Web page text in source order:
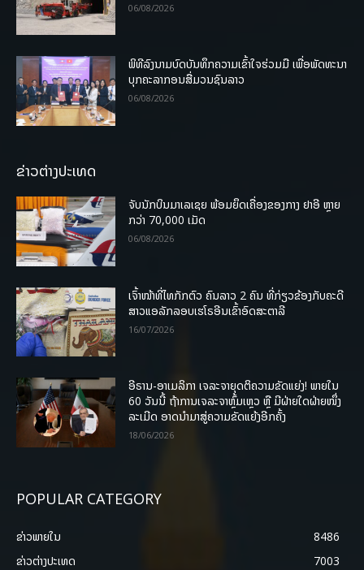
06/08/2026
ພິທີລົງນາມບົດບັນທຶກຄວາມເຂົ້າໃຈຮ່ວມມື ເພື່ອພັດທະນາ
ບຸກຄະລາກອນສື່ມວນຊົນລາວ
06/08/2026
ຂ່າວຕ່າງປະເທດ
ຈັບນັກບິນມາເລເຊຍ ພ້ອມຍຶດເຄື່ອງຂອງກາງ ຢາອີ ຫຼາຍ
ກວ່າ 70,000 ເມັດ
06/08/2026
ເຈົ້າໜ້າທີ່ໄທກັກຕົວ ຄົນລາວ 2 ຄົນ ທີ່ກ່ຽວຂ້ອງກັບຄະດີ
ສາວແອລັກລອບເຮໂຣອີນເຂົ້າອົດສະຕາລີ
16/07/2026
ອີຣານ-ອາເມລິກາ ເຈລະຈາຍຸດຕິຄວາມຂັດແຍ່ງ! ພາຍໃນ
60 ວັນນີ້ ຖ້າການເຈລະຈາຫຼົ້ມເຫຼວ ຫຼື ມີຝ່າຍໃດຝ່າຍໜຶ່ງ
ລະເມີດ ອາດນໍາມາສູ່ຄວາມຂັດແຍ້ງອີກຄັ້ງ
18/06/2026
POPULAR CATEGORY
ຂ່າວພາຍ​ໃນ
8486
ຂ່າວຕ່າງປະເທດ
7003